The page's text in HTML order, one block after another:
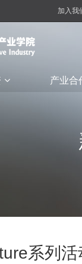
加入我
产业合
系列